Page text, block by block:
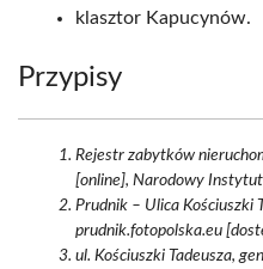
klasztor Kapucynów.
Przypisy
Rejestr zabytków
[online], Narodowy
Prudnik – Ulica Kościuszki
prudnik.fotopolska.eu
ul. Kościuszki Tadeusza,